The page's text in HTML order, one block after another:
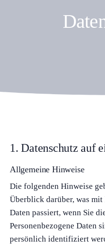
1. Datenschutz auf
Allgemeine Hinweise
Die folgenden Hinweise
Überblick darüber, was mit
Daten passiert, wenn Sie
Personenbezogene Daten
persönlich identifiziert